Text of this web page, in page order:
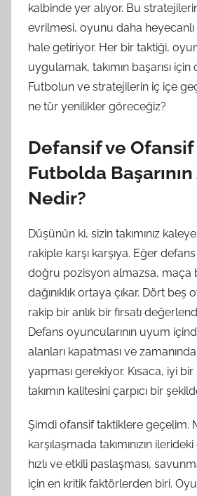
kalbinde yer alıyor. Bu
evrilmesi, oyunu daha
hale getiriyor. Her bir taktiği,
uygulamak, takımın başarısı
Futbolun ve stratejilerin iç içe
ne tür yenilikler göreceğiz?
Defansif ve
Futbolda Başarının
Nedir?
Düşünün ki, sizin takımınız
rakiple karşı karşıya. Eğer
doğru pozisyon almazsa, maça
dağınıklık ortaya çıkar. Dört
rakip bir anlık bir fırsatı
Defans oyuncularının uyum
alanları kapatması ve
yapması gerekiyor. Kısaca, iyi
takımın kalitesini çarpıcı bir
Şimdi ofansif taktiklere geçelim.
karşılaşmada takımınızın
hızlı ve etkili paslaşması,
için en kritik faktörlerden biri.